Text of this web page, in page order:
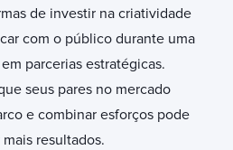
de investir na criatividade
com o público durante uma
parcerias estratégicas.
seus pares no mercado
e combinar esforços pode
resultados.